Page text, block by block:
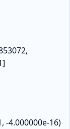
-4.000000e-16)